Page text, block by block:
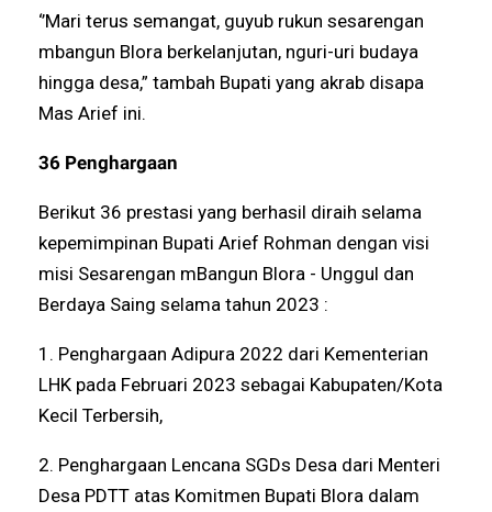
‘’Mari terus semangat, guyub rukun sesarengan
mbangun Blora berkelanjutan, nguri-uri budaya
hingga desa,” tambah Bupati yang akrab disapa
Mas Arief ini.
36 Penghargaan
Berikut 36 prestasi yang berhasil diraih selama
kepemimpinan Bupati Arief Rohman dengan visi
misi Sesarengan mBangun Blora - Unggul dan
Berdaya Saing selama tahun 2023 :
1. Penghargaan Adipura 2022 dari Kementerian
LHK pada Februari 2023 sebagai Kabupaten/Kota
Kecil Terbersih,
2. Penghargaan Lencana SGDs Desa dari Menteri
Desa PDTT atas Komitmen Bupati Blora dalam